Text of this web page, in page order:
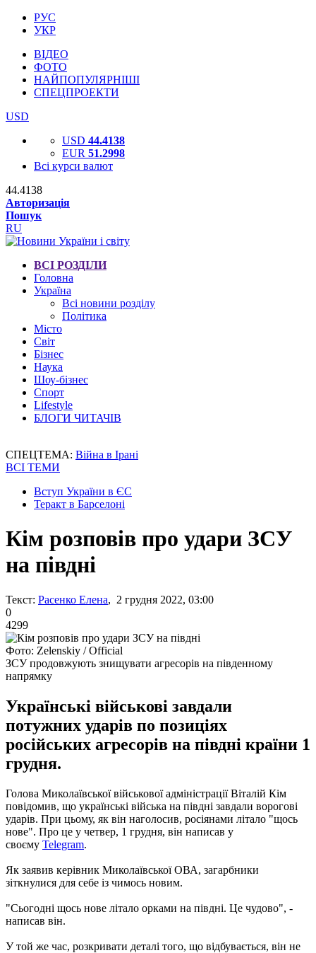
РУС
УКР
ВІДЕО
ФОТО
НАЙПОПУЛЯРНІШІ
СПЕЦПРОЕКТИ
USD
USD 44.4138
EUR 51.2998
Всі курси валют
44.4138
Авторизація
Пошук
RU
ВСІ РОЗДІЛИ
Головна
Україна
Всі новини розділу
Політика
Місто
Світ
Бізнес
Наука
Шоу-бізнес
Спорт
Lifestyle
БЛОГИ ЧИТАЧІВ
СПЕЦТЕМА: Війна в Ірані
ВСІ ТЕМИ
Вступ України в ЄС
Теракт в Барселоні
Кім розповів про удари ЗСУ
на півдні
Текст: Расенко Елена, 2 грудня 2022, 03:00
0
4299
Фото: Zelenskiy / Official
ЗСУ продовжують знищувати агресорів на південному
напрямку
Українські військові завдали
потужних ударів по позиціях
російських агресорів на півдні країни 1
грудня.
Голова Миколаївської військової адміністрації Віталій Кім
повідомив, що українські війська на півдні завдали ворогові
ударів. При цьому, як він наголосив, росіянами літало "щось
нове". Про це у четвер, 1 грудня, він написав у
своєму Telegram.
Як заявив керівник Миколаївської ОВА, загарбники
зіткнулися для себе із чимось новим.
"Сьогодні щось нове літало орками на півдні. Це чудово", -
написав він.
У той же час, розкривати деталі того, що відбувається, він не